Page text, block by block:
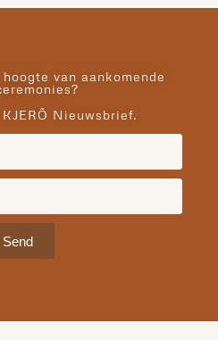
van aankomende
Nieuwsbrief.
Send